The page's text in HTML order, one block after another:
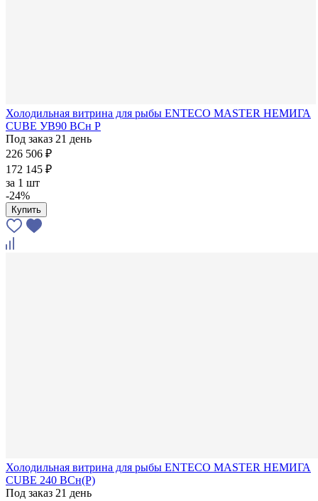
Холодильная витрина для рыбы ENTECO MASTER НЕМИГА
CUBE УВ90 ВСн Р
Под заказ 21 день
226 506 ₽
172 145 ₽
за 1 шт
-24%
Купить
Холодильная витрина для рыбы ENTECO MASTER НЕМИГА
CUBE 240 ВСн(Р)
Под заказ 21 день